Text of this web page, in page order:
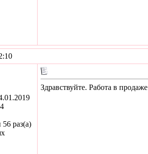
раз(а)
Здравствуйте. Работа в